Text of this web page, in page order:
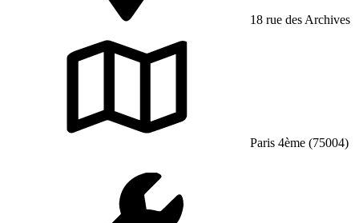
18 rue des Archives
Paris 4ème (75004)